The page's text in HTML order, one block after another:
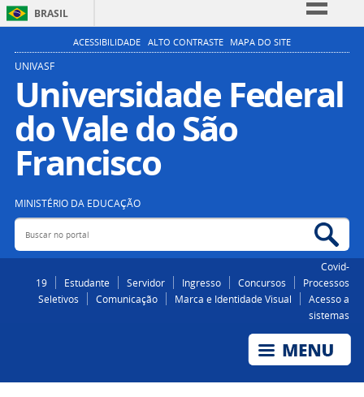
BRASIL
Simplifique!
Participe
Acesso à informação
Legislação
ACESSIBILIDADE ALTO CONTRASTE MAPA DO SITE
UNIVASF
Universidade Federal
do Vale do São
Francisco
MINISTÉRIO DA EDUCAÇÃO
Buscar no portal
Covid-
19
Estudante Servidor Ingresso Concursos
Processos
Seletivos
Comunicação Marca e Identidade Visual
Acesso a
sistemas